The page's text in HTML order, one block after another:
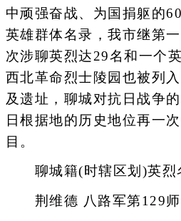
中顽强奋战、为国捐躯的
英雄群体名录，我市继第
次涉聊英烈达29名和一个
西北革命烈士陵园也被列
及遗址，聊城对抗日战争
日根据地的历史地位再一
目。
聊城籍(时辖区划)英烈
荆维德 八路军第129师